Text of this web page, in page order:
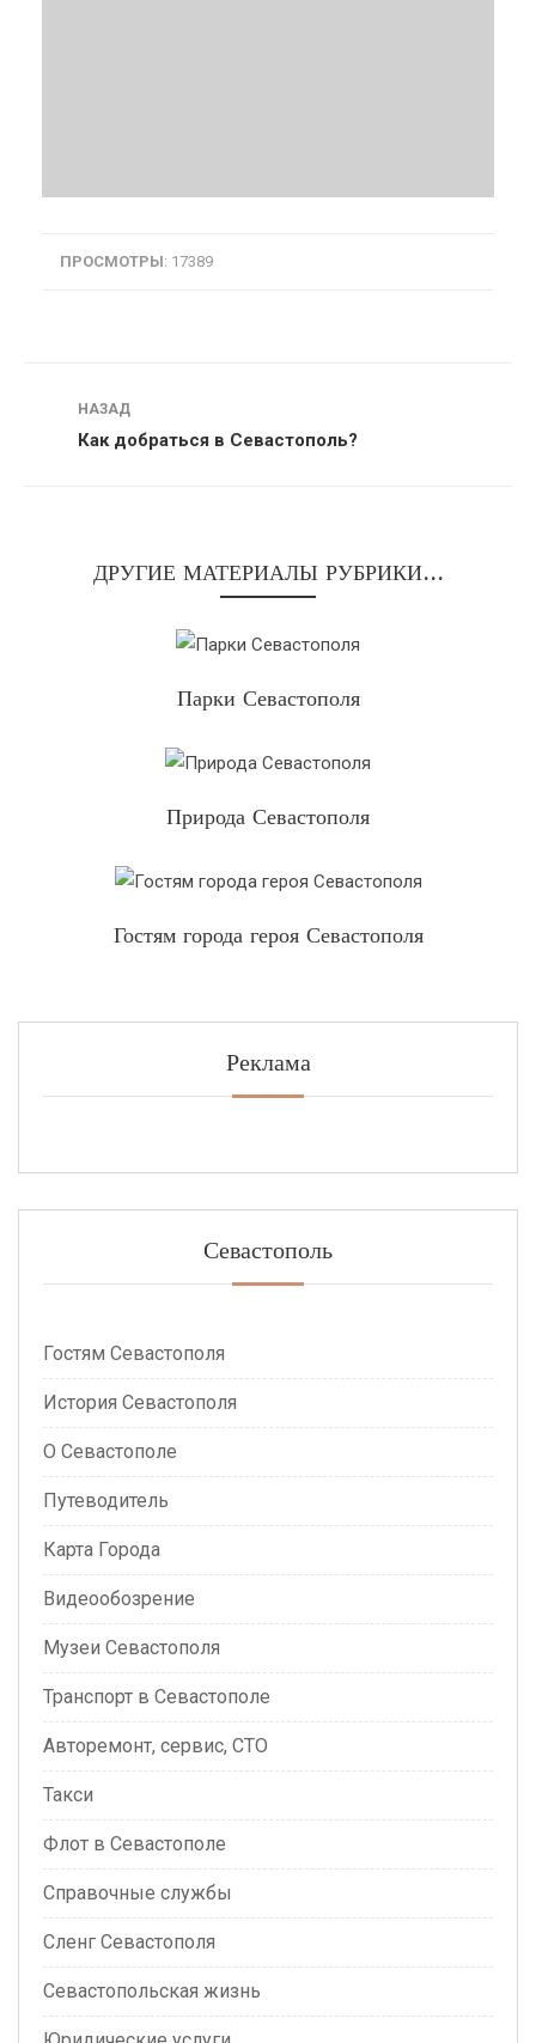
ПРОСМОТРЫ: 17389
Навигация
НАЗАД
Как добраться в Севастополь?
ДРУГИЕ МАТЕРИАЛЫ РУБРИКИ...
Парки Севастополя
Природа Севастополя
Гостям города героя Севастополя
Реклама
Севастополь
Гостям Севастополя
История Севастополя
О Севастополе
Путеводитель
Карта Города
Видеообозрение
Музеи Севастополя
Транспорт в Севастополе
Авторемонт, сервис, СТО
Такси
Флот в Севастополе
Справочные службы
Сленг Севастополя
Севастопольская жизнь